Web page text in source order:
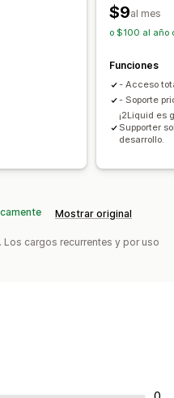
$9al mes
o $100 al año
Funciones
- Acceso
- Soporte
¡2Liquid es
Supporter
desarrollo.
Mostrar original
cargos recurrentes y por uso